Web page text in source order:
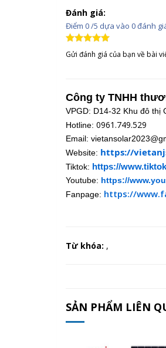
Đánh giá:
Điểm 0/5 dựa vào 0đánh
Gửi đánh giá của bạn về bài
Công ty TNHH
VPGD: D14-32 Khu đô thị
Hotline: 0961.749.529
Email:
Website: https://
Tiktok: https://
Youtube: https://
Fanpage: https://
Từ khóa: ,
SẢN PHẨM LIÊN